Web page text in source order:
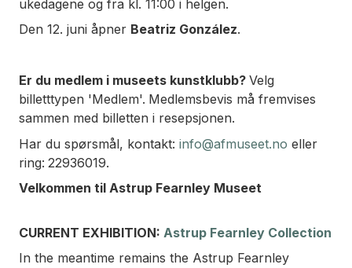
ukedagene og fra kl. 11:00 i helgen.
Den 12. juni åpner Beatriz González.
Er du medlem i museets kunstklubb? Velg
billetttypen 'Medlem'. Medlemsbevis må fremvises
sammen med billetten i resepsjonen.
Har du spørsmål, kontakt: info@afmuseet.no eller
ring: 22936019.
Velkommen til Astrup Fearnley Museet
CURRENT EXHIBITION: Astrup Fearnley Collection
In the meantime remains the Astrup Fearnley